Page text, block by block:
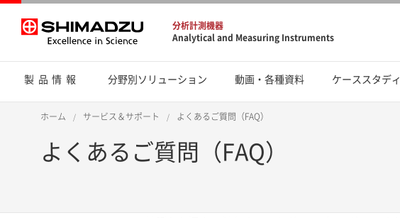
分析計測機器
Analytical and Measuring Instruments
製品情報 分野別ソリューション 動画・各種資料 ケーススタディ
ホーム サービス＆サポート よくあるご質問（FAQ）
よくあるご質問（FAQ）